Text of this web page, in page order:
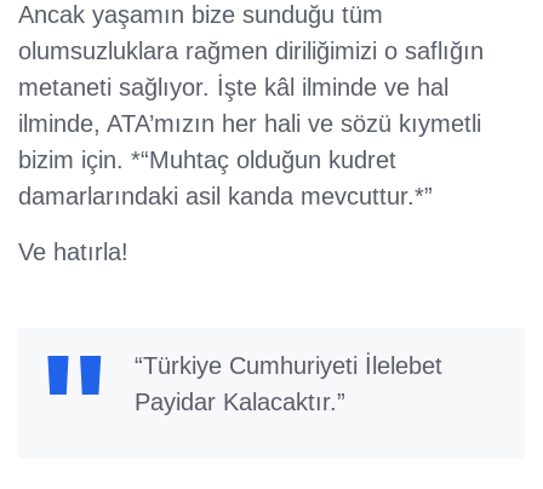
Ancak yaşamın bize sunduğu tüm
olumsuzluklara rağmen diriliğimizi o saflığın
metaneti sağlıyor. İşte kâl ilminde ve hal
ilminde, ATA’mızın her hali ve sözü kıymetli
bizim için. *“Muhtaç olduğun kudret
damarlarındaki asil kanda mevcuttur.*”
Ve hatırla!
“Türkiye Cumhuriyeti İlelebet
Payidar Kalacaktır.”